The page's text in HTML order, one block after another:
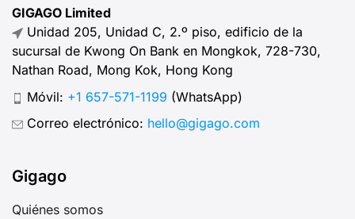
GIGAGO Limited
Unidad 205, Unidad C, 2.º piso, edificio de la
sucursal de Kwong On Bank en Mongkok, 728-730,
Nathan Road, Mong Kok, Hong Kong
Móvil: +1 657-571-1199 (WhatsApp)
Correo electrónico: hello@gigago.com
Gigago
Quiénes somos